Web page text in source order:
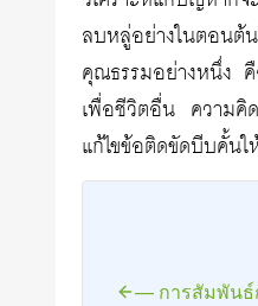
ลบหลู่อย่างในตอนต้
คุณธรรมอย่างหนึ่ง
เพื่อชีวิตอื่น ความคิ
แก้ไขข้อติดขัดบีบคั้นใ
— การสัมพันธ์